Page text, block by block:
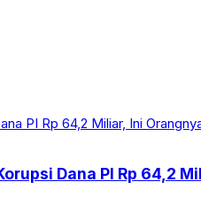
Dana PI Rp 64,2